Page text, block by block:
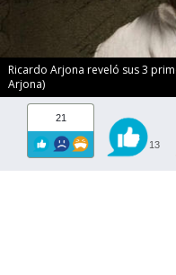
Ricardo Arjona reveló sus 3
Arjona)
21
13